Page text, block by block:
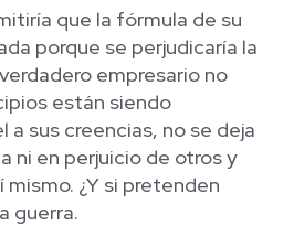
que la fórmula de su
porque se perjudicaría la
empresario no
están siendo
a sus creencias, no se deja
ni en perjuicio de otros y
¿Y si pretenden
guerra.